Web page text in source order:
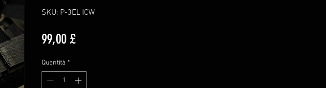
SKU: P-3EL ICW
99,00 £Prezzo
Quantità *